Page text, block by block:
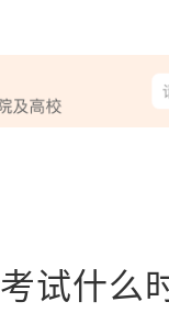
试什么